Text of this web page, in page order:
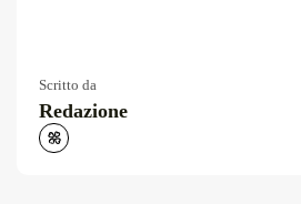
Scritto da
Redazione